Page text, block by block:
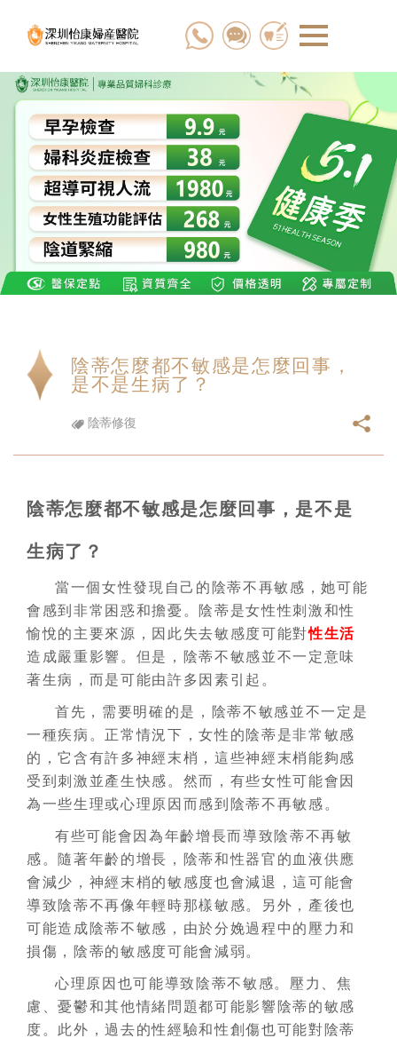
陰蒂怎麼都不敏感是怎麼回事，
是不是生病了？
陰蒂修復
陰蒂怎麼都不敏感是怎麼回事，是不是
生病了？
當一個女性發現自己的陰蒂不再敏感，她可能
會感到非常困惑和擔憂。陰蒂是女性性刺激和性
愉悅的主要來源，因此失去敏感度可能對性生活
造成嚴重影響。但是，陰蒂不敏感並不一定意味
著生病，而是可能由許多因素引起。
首先，需要明確的是，陰蒂不敏感並不一定是
一種疾病。正常情況下，女性的陰蒂是非常敏感
的，它含有許多神經末梢，這些神經末梢能夠感
受到刺激並產生快感。然而，有些女性可能會因
為一些生理或心理原因而感到陰蒂不再敏感。
有些可能會因為年齡增長而導致陰蒂不再敏
感。隨著年齡的增長，陰蒂和性器官的血液供應
會減少，神經末梢的敏感度也會減退，這可能會
導致陰蒂不再像年輕時那樣敏感。另外，產後也
可能造成陰蒂不敏感，由於分娩過程中的壓力和
損傷，陰蒂的敏感度可能會減弱。
心理原因也可能導致陰蒂不敏感。壓力、焦
慮、憂鬱和其他情緒問題都可能影響陰蒂的敏感
度。此外，過去的性經驗和性創傷也可能對陰蒂